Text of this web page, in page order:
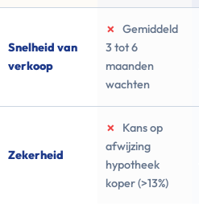
Snelheid van
verkoop
✗
Gemiddeld
3 tot 6
maanden
wachten
Zekerheid
✗
Kans op
afwijzing
hypotheek
koper (>13%)